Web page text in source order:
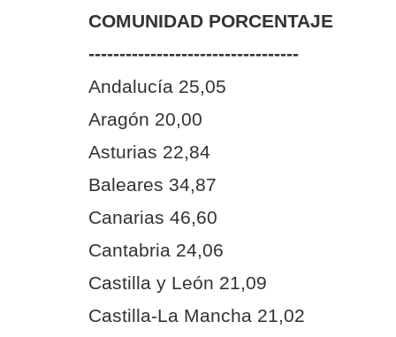
COMUNIDAD PORCENTAJE
----------------------------------
Andalucía 25,05
Aragón 20,00
Asturias 22,84
Baleares 34,87
Canarias 46,60
Cantabria 24,06
Castilla y León 21,09
Castilla-La Mancha 21,02